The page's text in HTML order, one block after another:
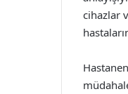
cihazlar